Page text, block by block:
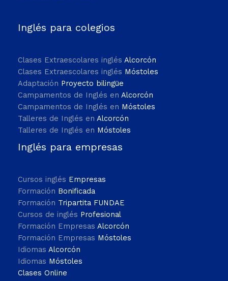
Inglés para colegios
Clases Extraescolares inglés Alcorcón
Clases Extraescolares inglés Móstoles
Adaptación Proyecto bilingüe
Campamentos de Inglés en Alcorcón
Campamentos de Inglés en Móstoles
Talleres de Inglés en Alcorcón
Talleres de Inglés en Móstoles
Inglés para empresas
Cursos inglés Empresas
Formación Bonificada
Formación Tripartita FUNDAE
Cursos de inglés Profesional
Formación Empresas Alcorcón
Formación Empresas Móstoles
Idiomas Alcorcón
Idiomas Móstoles
Clases Online